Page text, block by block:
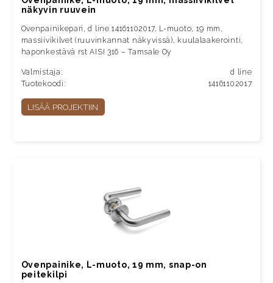
näkyvin ruuvein
Ovenpainikepari, d line 14161102017, L-muoto, 19 mm,
massiivikilvet (ruuvinkannat näkyvissä), kuulalaakerointi,
haponkestävä rst AISI 316 – Tamsale Oy
Valmistaja:
d line
Tuotekoodi:
14161102017
LISÄÄ PROJEKTIIN
Ovenpainike, L-muoto, 19 mm, snap-on
peitekilpi